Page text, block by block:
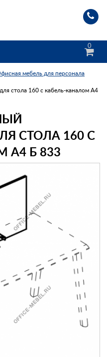
0
мебель для персонала
стола 160 с кабель-каналом А4
СТОЛА 160 С
А4 Б 833